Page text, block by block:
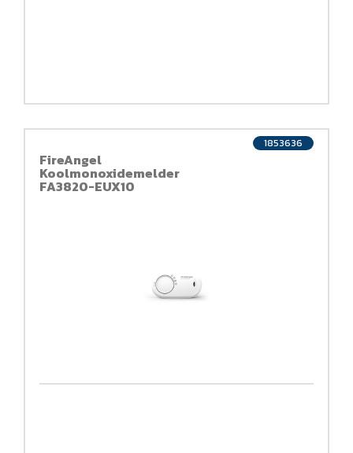
FireAngel
Koolmonoxidemelder
FA3820-EUX10
1853636